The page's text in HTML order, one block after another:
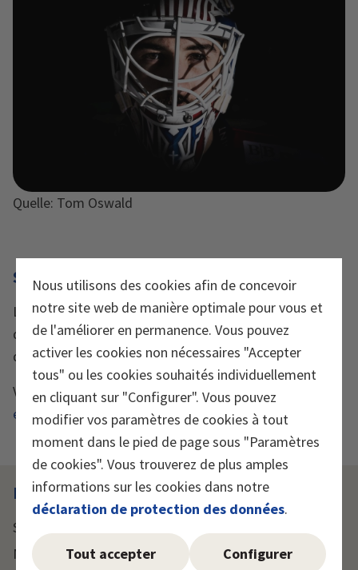
Nous utilisons des cookies afin de concevoir
notre site web de manière optimale pour vous et
de l'améliorer en permanence. Vous pouvez
activer les cookies non nécessaires "Accepter
tous" ou les cookies souhaités individuellement
en cliquant sur "Configurer". Vous pouvez
modifier vos paramètres de cookies à tout
moment dans le pied de page sous "Paramètres
de cookies". Vous trouverez de plus amples
informations sur les cookies dans notre
déclaration de protection des données.
Tout accepter Configurer
Quelle: Tom Oswald
SC RAPPERSWIL-JONA LAKERS
L'engagement local dans le sponsoring des produits et
des finances est considéré comme une grande affaire
de cœur par la famille fondatrice Burgerstein.
Vous trouverez ici de plus amplesinformations sur cet
engagement.
Briefing
Sport:
Nationalité:
Suisse